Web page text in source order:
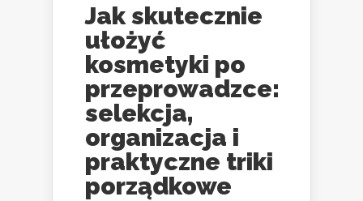
Jak skutecznie
ułożyć
kosmetyki po
przeprowadzce:
selekcja,
organizacja i
praktyczne triki
porządkowe